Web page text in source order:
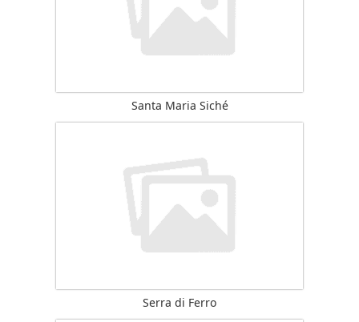
Santa Maria Siché
Serra di Ferro